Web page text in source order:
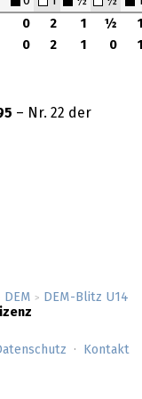
DEM > DEM-Blitz U14
0 2 1 ½
0 2 1 0
– Nr. 22 der
Kontakt